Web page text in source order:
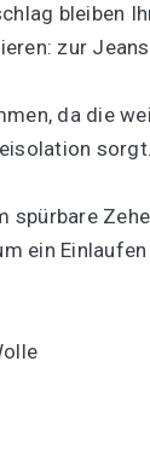
bleiben
zur
da die
sorgt.
ein